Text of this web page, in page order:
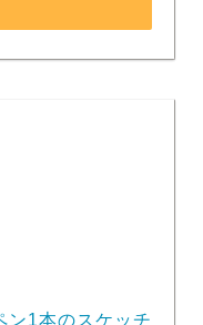
ン1本のスケッチ